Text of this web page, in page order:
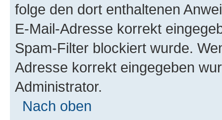
folge den dort enthaltenen
E-Mail-Adresse korrekt
Spam-Filter blockiert wurde.
Adresse korrekt eingegeben
Administrator.
Nach oben